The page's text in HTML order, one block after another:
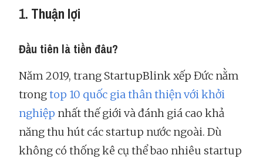
1. Thuận lợi
Đầu tiên là tiền đâu?
Năm 2019, trang StartupBlink xếp Đức nằm
trongtop 10 quốc gia thân thiện với khởi
nghiệp nhất thế giới và đánh giá cao khả
năng thu hút các startup nước ngoài. Dù
không có thống kê cụ thể bao nhiêu startup